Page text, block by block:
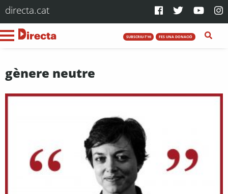
directa.cat
SUBSCRIU-T'HI FES UNA DONACIÓ
gènere neutre